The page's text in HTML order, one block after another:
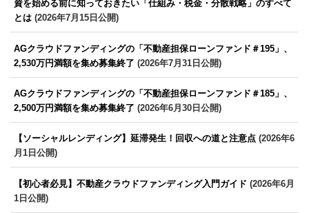
資を始める前に知っておきたい「仕組み・税金・分散戦略」のすべて
とは (2026年7月15日公開)
AGクラウドファンディングの「不動産担保ローンファンド＃195」、
2,530万円満額を集め募集終了 (2026年7月31日公開)
AGクラウドファンディングの「不動産担保ローンファンド＃185」、
2,500万円満額を集め募集終了 (2026年6月30日公開)
【ソーシャルレンディング】延滞発生！回収への道と注意点 (2026年6
月1日公開)
【初心者必見】不動産クラウドファンディング入門ガイド (2026年6月
1日公開)